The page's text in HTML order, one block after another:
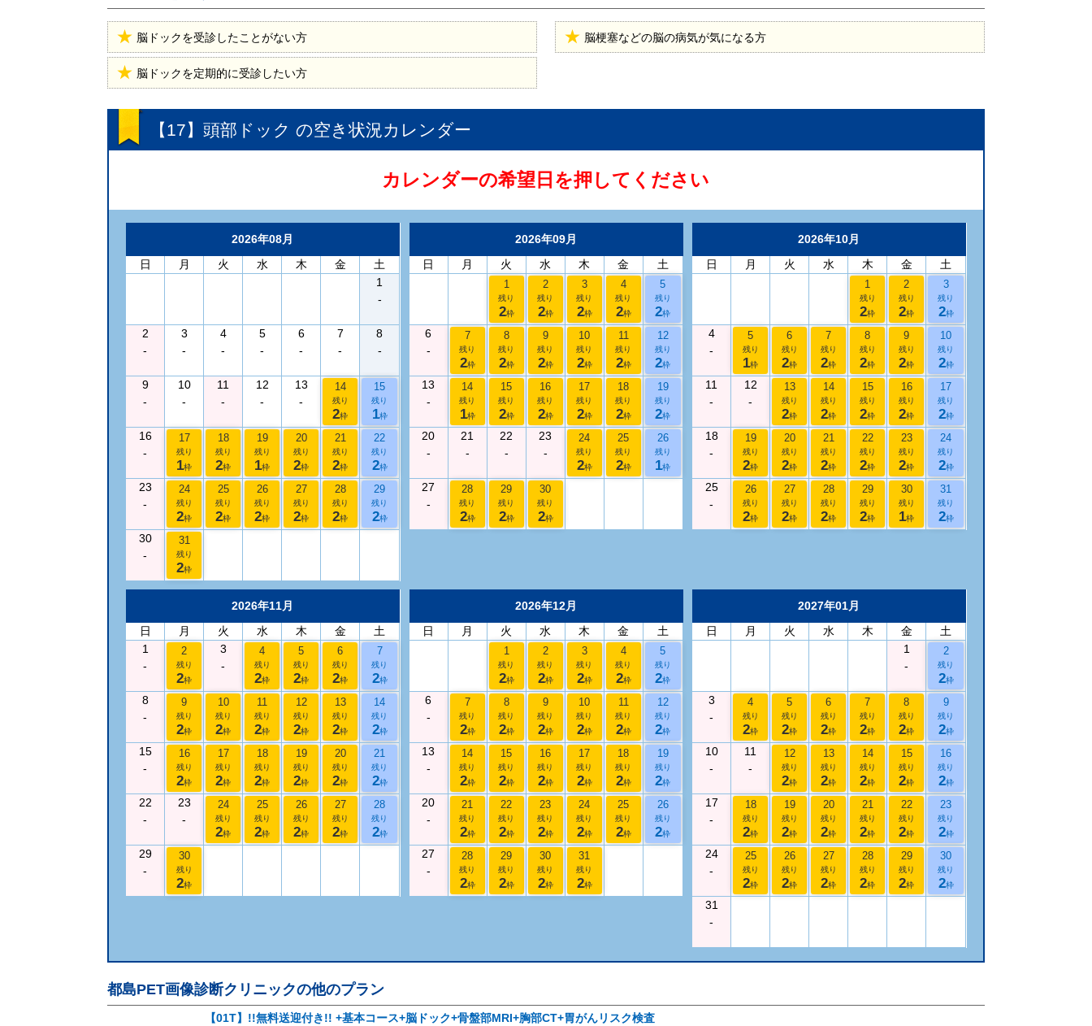
脳ドックを受診したことがない方 脳梗塞などの脳の病気が気になる方
脳ドックを定期的に受診したい方
【17】頭部ドック の空き状況カレンダー
カレンダーの希望日を押してください
2026年08月
日
月 火 水 木 金
土
1
-
2
-
3
-
4
-
5
-
6
-
7
-
8
-
9
-
10
-
11
-
12
-
13
-
14
残り
2枠
15
残り
1枠
16
-
17
残り
1枠
18
残り
2枠
19
残り
1枠
20
残り
2枠
21
残り
2枠
22
残り
2枠
23
-
24
残り
2枠
25
残り
2枠
26
残り
2枠
27
残り
2枠
28
残り
2枠
29
残り
2枠
30
-
31
残り
2枠
2026年09月
日
月 火 水 木 金 土
1
残り
2枠
2
残り
2枠
3
残り
2枠
4
残り
2枠
5
残り
2枠
6
-
7
残り
2枠
8
残り
2枠
9
残り
2枠
10
残り
2枠
11
残り
2枠
12
残り
2枠
13
-
14
残り
1枠
15
残り
2枠
16
残り
2枠
17
残り
2枠
18
残り
2枠
19
残り
2枠
20
-
21
-
22
-
23
-
24
残り
2枠
25
残り
2枠
26
残り
1枠
27
-
28
残り
2枠
29
残り
2枠
30
残り
2枠
2026年10月
日
月 火 水 木 金 土
1
残り
2枠
2
残り
2枠
3
残り
2枠
4
-
5
残り
1枠
6
残り
2枠
7
残り
2枠
8
残り
2枠
9
残り
2枠
10
残り
2枠
11
-
12
-
13
残り
2枠
14
残り
2枠
15
残り
2枠
16
残り
2枠
17
残り
2枠
18
-
19
残り
2枠
20
残り
2枠
21
残り
2枠
22
残り
2枠
23
残り
2枠
24
残り
2枠
25
-
26
残り
2枠
27
残り
2枠
28
残り
2枠
29
残り
2枠
30
残り
1枠
31
残り
2枠
2026年11月
日
月 火 水 木 金
土
1
-
2
残り
2枠
3
-
4
残り
2枠
5
残り
2枠
6
残り
2枠
7
残り
2枠
8
-
9
残り
2枠
10
残り
2枠
11
残り
2枠
12
残り
2枠
13
残り
2枠
14
残り
2枠
15
-
16
残り
2枠
17
残り
2枠
18
残り
2枠
19
残り
2枠
20
残り
2枠
21
残り
2枠
22
-
23
-
24
残り
2枠
25
残り
2枠
26
残り
2枠
27
残り
2枠
28
残り
2枠
29
-
30
残り
2枠
2026年12月
日
月 火 水 木 金 土
1
残り
2枠
2
残り
2枠
3
残り
2枠
4
残り
2枠
5
残り
2枠
6
-
7
残り
2枠
8
残り
2枠
9
残り
2枠
10
残り
2枠
11
残り
2枠
12
残り
2枠
13
-
14
残り
2枠
15
残り
2枠
16
残り
2枠
17
残り
2枠
18
残り
2枠
19
残り
2枠
20
-
21
残り
2枠
22
残り
2枠
23
残り
2枠
24
残り
2枠
25
残り
2枠
26
残り
2枠
27
-
28
残り
2枠
29
残り
2枠
30
残り
2枠
31
残り
2枠
2027年01月
日
月 火 水 木 金
土
1
-
2
残り
2枠
3
-
4
残り
2枠
5
残り
2枠
6
残り
2枠
7
残り
2枠
8
残り
2枠
9
残り
2枠
10
-
11
-
12
残り
2枠
13
残り
2枠
14
残り
2枠
15
残り
2枠
16
残り
2枠
17
-
18
残り
2枠
19
残り
2枠
20
残り
2枠
21
残り
2枠
22
残り
2枠
23
残り
2枠
24
-
25
残り
2枠
26
残り
2枠
27
残り
2枠
28
残り
2枠
29
残り
2枠
30
残り
2枠
31
-
都島PET画像診断クリニックの他のプラン
【01T】!!無料送迎付き!! +基本コース+脳ドック+骨盤部MRI+胸部CT+胃がんリスク検査